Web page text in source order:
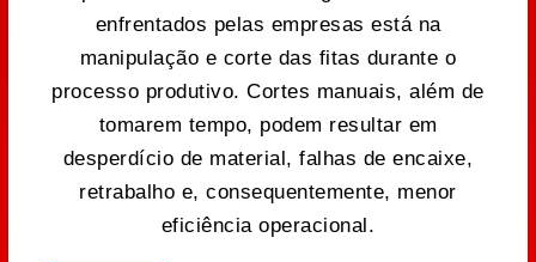
enfrentados pelas empresas está na
manipulação e corte das fitas durante o
processo produtivo. Cortes manuais, além de
tomarem tempo, podem resultar em
desperdício de material, falhas de encaixe,
retrabalho e, consequentemente, menor
eficiência operacional.